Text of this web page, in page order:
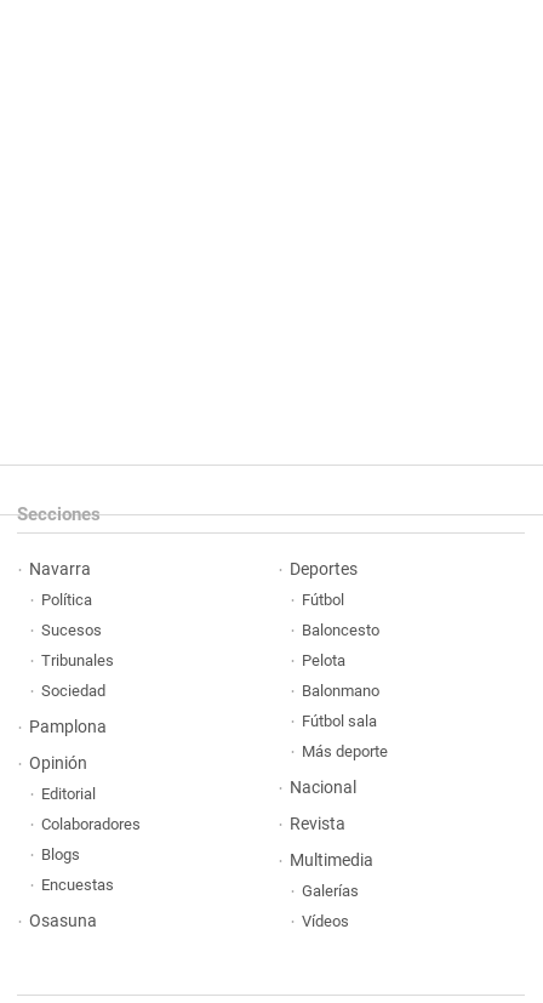
Secciones
Navarra
Política
Sucesos
Tribunales
Sociedad
Pamplona
Opinión
Editorial
Colaboradores
Blogs
Encuestas
Osasuna
Deportes
Fútbol
Baloncesto
Pelota
Balonmano
Fútbol sala
Más deporte
Nacional
Revista
Multimedia
Galerías
Vídeos